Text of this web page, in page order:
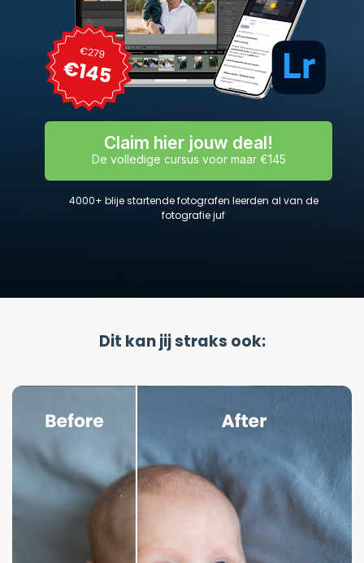
Claim hier jouw deal!
De volledige cursus voor maar €145
4000+ blije startende fotografen leerden al van de
fotografie juf
Dit kan jij straks ook: